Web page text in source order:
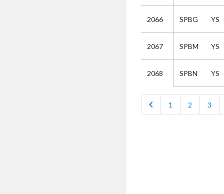
2066 SPBG YS
2067 SPBM YS
2068 SPBN YS
chevron_left 1 2 3